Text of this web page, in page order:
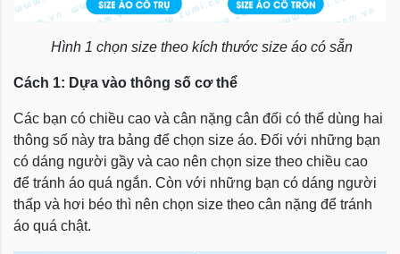
Hình 1 chọn size theo kích thước size áo có sẵn
Cách 1: Dựa vào thông số cơ thể
Các bạn có chiều cao và cân nặng cân đối có thể dùng hai
thông số này tra bảng để chọn size áo. Đối với những bạn
có dáng người gầy và cao nên chọn size theo chiều cao
để tránh áo quá ngắn. Còn với những bạn có dáng người
thấp và hơi béo thì nên chọn size theo cân nặng để tránh
áo quá chật.